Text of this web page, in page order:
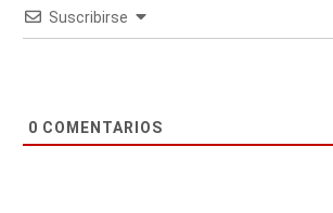
Suscribirse
0 COMENTARIOS